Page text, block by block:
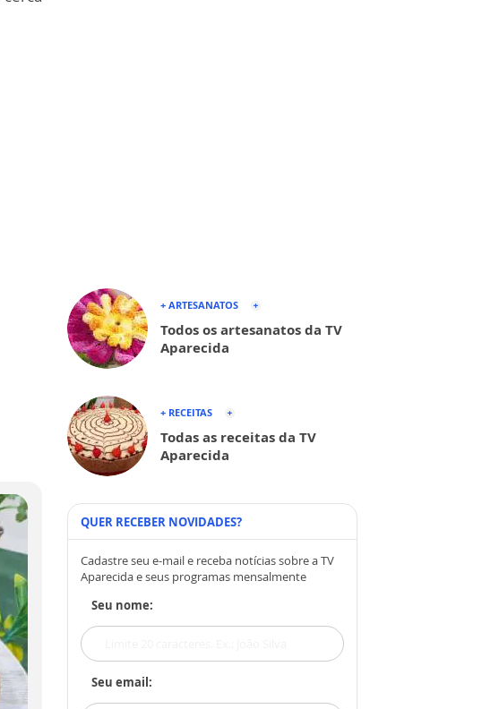
+ ARTESANATOS
Todos os artesanatos da TV
Aparecida
+ RECEITAS
Todas as receitas da TV
Aparecida
QUER RECEBER NOVIDADES?
Cadastre seu e-mail e receba notícias sobre a TV
Aparecida e seus programas mensalmente
Seu nome:
Seu email: